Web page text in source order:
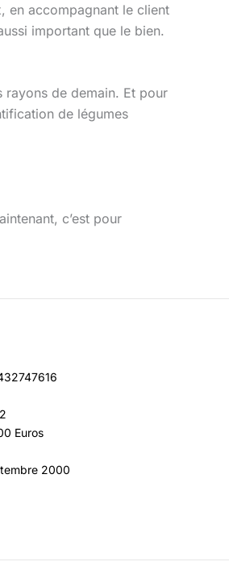
en accompagnant le client
important que le bien.
de demain. Et pour
de légumes
c’est pour
Euros
2000